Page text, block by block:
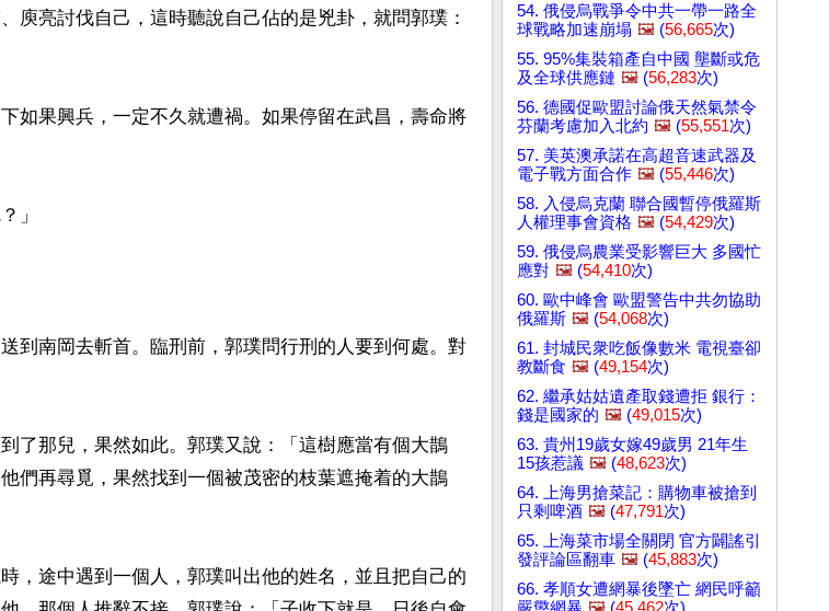
庾亮討伐自己，這時聽說自己佔的是兇卦，就問郭璞：
如果興兵，一定不久就遭禍。如果停留在武昌，壽命將
」
到南岡去斬首。臨刑前，郭璞問行刑的人要到何處。對
了那兒，果然如此。郭璞又說：「這樹應當有個大鵲
們再尋覓，果然找到一個被茂密的枝葉遮掩着的大鵲
，途中遇到一個人，郭璞叫出他的姓名，並且把自己的
54. 俄侵烏戰爭令中共一帶一路全
球戰略加速崩塌 🖼️ (56,665次)
55. 95%集裝箱產自中國 壟斷或危
及全球供應鏈 🖼️ (56,283次)
56. 德國促歐盟討論俄天然氣禁令
芬蘭考慮加入北約 🖼️ (55,551次)
57. 美英澳承諾在高超音速武器及
電子戰方面合作 🖼️ (55,446次)
58. 入侵烏克蘭 聯合國暫停俄羅斯
人權理事會資格 🖼️ (54,429次)
59. 俄侵烏農業受影響巨大 多國忙
應對 🖼️ (54,410次)
60. 歐中峰會 歐盟警告中共勿協助
俄羅斯 🖼️ (54,068次)
61. 封城民衆吃飯像數米 電視臺卻
教斷食 🖼️ (49,154次)
62. 繼承姑姑遺產取錢遭拒 銀行：
錢是國家的 🖼️ (49,015次)
63. 貴州19歲女嫁49歲男 21年生
15孩惹議 🖼️ (48,623次)
64. 上海男搶菜記：購物車被搶到
只剩啤酒 🖼️ (47,791次)
65. 上海菜市場全關閉 官方闢謠引
發評論區翻車 🖼️ (45,883次)
66. 孝順女遭網暴後墜亡 網民呼籲
嚴懲網暴 🖼️ (45,462次)